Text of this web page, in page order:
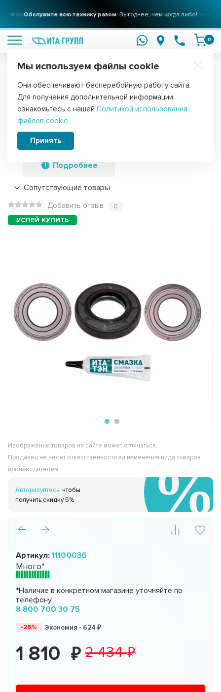
Обслужите всю технику разомВыгоднее, чем когда либо!
Фильтры для вашего домаРешения для очистки воды подробнее
0
Главная Запчасти для стиральных машин Ремкомплекты для
Ремкомплект для стиральных машин
Samsung сальник + подшипники 2 шт +
смазка, 11100036
Подробнее
Сопутствующие товары
Добавить отзыв 0
Изображение товаров на сайте может отличаться.
Продавец не несёт ответственности за изменения вида товаров
производителем.
Авторизуйтесь, чтобы
получить скидку 5%
Артикул:11100036
Много*
*Наличие в конкретном магазине уточняйте по
телефону
8 800 700 30 75
-26% Экономия - 624
1 810 2 434
Мы используем файлы cookie
Они обеспечивают бесперебойную работу сайта.
Для получения дополнительной информации
ознакомьтесь с нашей Политикой использования
файлов cookie
Принять